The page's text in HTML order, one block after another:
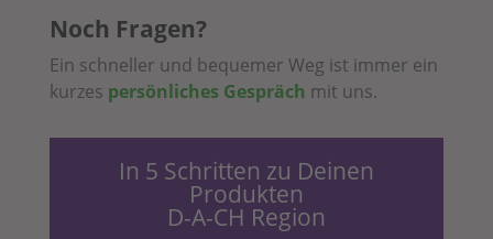
Noch Fragen?
Ein schneller und bequemer Weg ist immer ein
kurzes persönliches Gespräch mit uns.
In 5 Schritten zu Deinen
Produkten
D-A-CH Region